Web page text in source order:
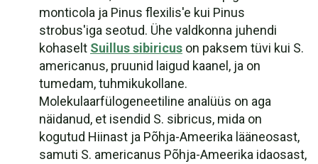
monticola ja Pinus flexilis'e kui Pinus
strobus'iga seotud. Ühe valdkonna juhendi
kohaselt Suillus sibiricus on paksem tüvi kui S.
americanus, pruunid laigud kaanel, ja on
tumedam, tuhmikukollane.
Molekulaarfülogeneetiline analüüs on aga
näidanud, et isendid S. sibricus, mida on
kogutud Hiinast ja Põhja-Ameerika lääneosast,
samuti S. americanus Põhja-Ameerika idaosast,